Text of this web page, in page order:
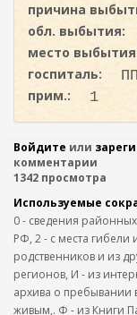
причина
обл. выбытия:
место
госпиталь:
прим.:
1
Войдите или
комментарии
1342 просмотра
Используемые
0 - сведения
РФ, 2 - с места гибели
родственников и из
регионов, И - из
архива о пребывании
живым,. Ф - из Книги